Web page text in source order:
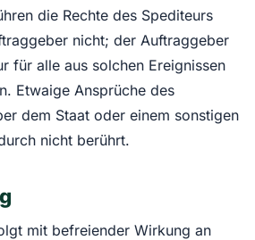
die Rechte des Spediteurs
nicht; der Auftraggeber
für alle aus solchen Ereignissen
Etwaige Ansprüche des
dem Staat oder einem sonstigen
nicht berührt.
mit befreiender Wirkung an